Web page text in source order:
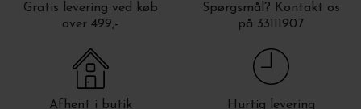
Gratis levering ved køb
over 499,-
Spørgsmål? Kontakt os
på 33111907
Afhent i butik Hurtig levering